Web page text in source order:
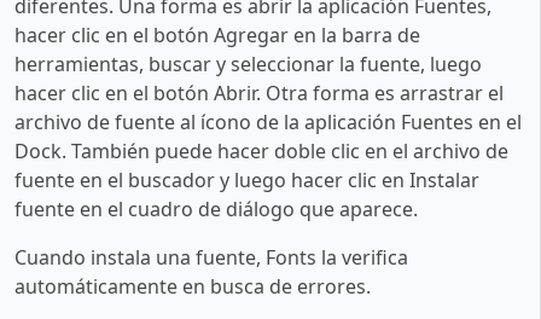
diferentes. Una forma es abrir la aplicación Fuentes,
hacer clic en el botón Agregar en la barra de
herramientas, buscar y seleccionar la fuente, luego
hacer clic en el botón Abrir. Otra forma es arrastrar el
archivo de fuente al ícono de la aplicación Fuentes en el
Dock. También puede hacer doble clic en el archivo de
fuente en el buscador y luego hacer clic en Instalar
fuente en el cuadro de diálogo que aparece.
Cuando instala una fuente, Fonts la verifica
automáticamente en busca de errores.